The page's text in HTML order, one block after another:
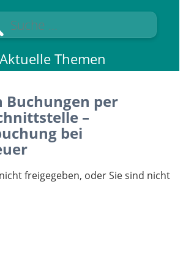
Aktuelle Themen
per
–
bei
freigegeben, oder Sie sind nicht